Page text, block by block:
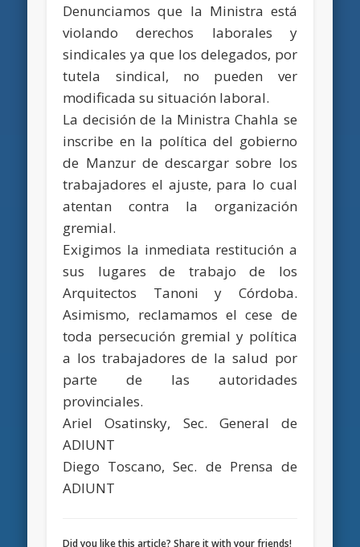
Denunciamos que la Ministra está
violando derechos laborales y
sindicales ya que los delegados, por
tutela sindical, no pueden ver
modificada su situación laboral.
La decisión de la Ministra Chahla se
inscribe en la política del gobierno
de Manzur de descargar sobre los
trabajadores el ajuste, para lo cual
atentan contra la organización
gremial.
Exigimos la inmediata restitución a
sus lugares de trabajo de los
Arquitectos Tanoni y Córdoba.
Asimismo, reclamamos el cese de
toda persecución gremial y política
a los trabajadores de la salud por
parte de las autoridades
provinciales.
Ariel Osatinsky, Sec. General de
ADIUNT
Diego Toscano, Sec. de Prensa de
ADIUNT
Did you like this article? Share it with your friends!